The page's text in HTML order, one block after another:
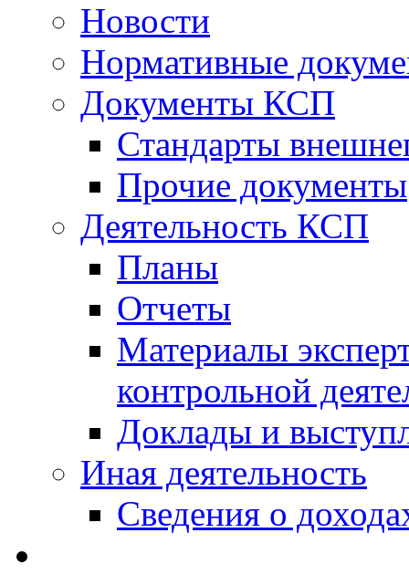
Новости
Нормативные
Документы КСП
Стандарты
Прочие документы
Деятельность КСП
Планы
Отчеты
Материалы
контрольной
Доклады и
Иная деятельность
Сведения о